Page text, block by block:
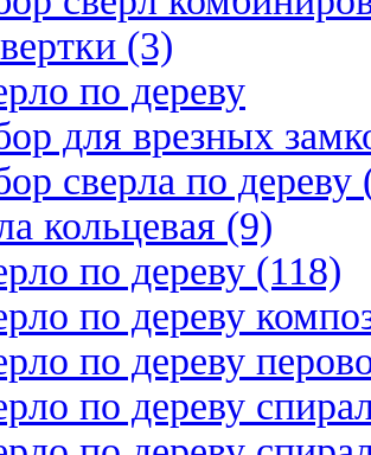
(3)
по дереву
для врезных
сверла по дереву
кольцевая (9)
по дереву (118)
по дереву
по дереву
по дереву